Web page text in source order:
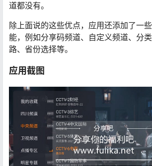
道都没有。
除上面说的这些优点，应用还添加了一
能，例如分享码频道、自定义频道、分
路、省份选择等。
应用截图